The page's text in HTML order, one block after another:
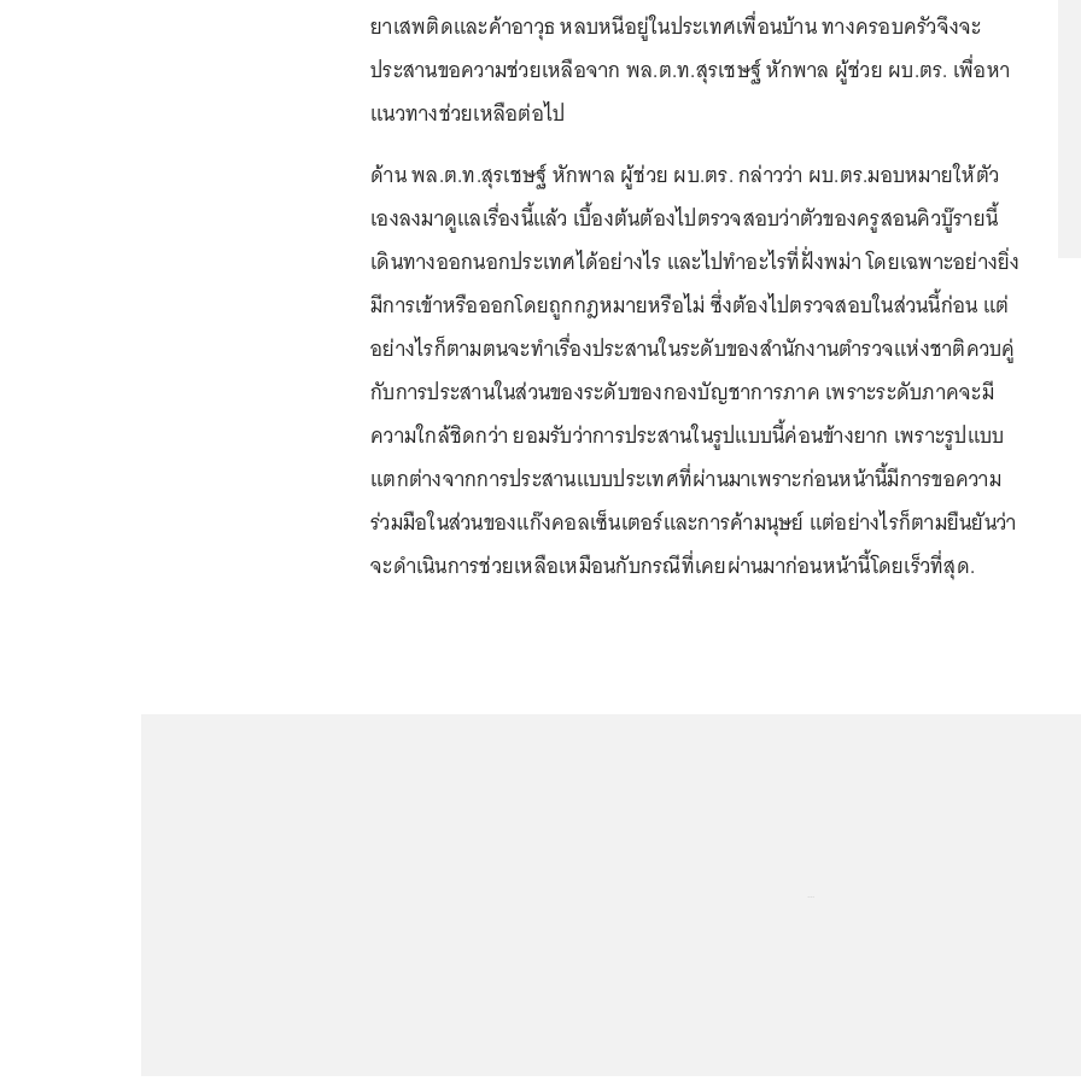
ยาเสพติดและค้าอาวุธ หลบหนีอยู่ในประเทศเพื่อนบ้าน ทางครอบครัวจึงจะ
ประสานขอความช่วยเหลือจาก พล.ต.ท.สุรเชษฐ์ หักพาล ผู้ช่วย ผบ.ตร. เพื่อหา
แนวทางช่วยเหลือต่อไป
ด้าน พล.ต.ท.สุรเชษฐ์ หักพาล ผู้ช่วย ผบ.ตร. กล่าวว่า ผบ.ตร.มอบหมายให้ตัว
เองลงมาดูแลเรื่องนี้แล้ว เบื้องต้นต้องไปตรวจสอบว่าตัวของครูสอนคิวบู๊รายนี้
เดินทางออกนอกประเทศได้อย่างไร และไปทำอะไรที่ฝั่งพม่า โดยเฉพาะอย่างยิ่ง
มีการเข้าหรือออกโดยถูกกฎหมายหรือไม่ ซึ่งต้องไปตรวจสอบในส่วนนี้ก่อน แต่
อย่างไรก็ตามตนจะทำเรื่องประสานในระดับของสำนักงานตำรวจแห่งชาติควบคู่
กับการประสานในส่วนของระดับของกองบัญชาการภาค เพราะระดับภาคจะมี
ความใกล้ชิดกว่า ยอมรับว่าการประสานในรูปแบบนี้ค่อนข้างยาก เพราะรูปแบบ
แตกต่างจากการประสานแบบประเทศที่ผ่านมาเพราะก่อนหน้านี้มีการขอความ
ร่วมมือในส่วนของแก๊งคอลเซ็นเตอร์และการค้ามนุษย์ แต่อย่างไรก็ตามยืนยันว่า
จะดำเนินการช่วยเหลือเหมือนกับกรณีที่เคยผ่านมาก่อนหน้านี้โดยเร็วที่สุด.